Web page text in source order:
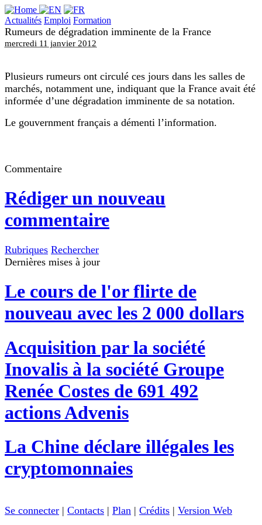
Actualités Emploi Formation
Rumeurs de dégradation imminente de la France
mercredi 11 janvier 2012
Plusieurs rumeurs ont circulé ces jours dans les salles de
marchés, notamment une, indiquant que la France avait été
informée d’une dégradation imminente de sa notation.
Le gouvernment français a démenti l’information.
Commentaire
Rédiger un nouveau
commentaire
Rubriques Rechercher
Dernières mises à jour
Le cours de l'or flirte de
nouveau avec les 2 000 dollars
Acquisition par la société
Inovalis à la société Groupe
Renée Costes de 691 492
actions Advenis
La Chine déclare illégales les
cryptomonnaies
Se connecter | Contacts | Plan | Crédits | Version Web